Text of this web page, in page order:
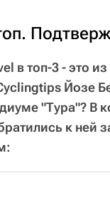
в топ-3 - это
Йозе
"Тура"? В
к ней